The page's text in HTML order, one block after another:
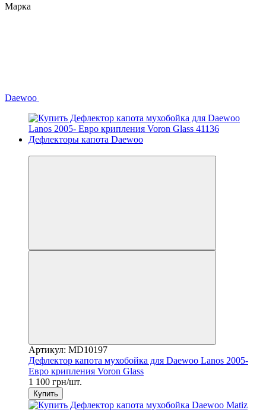
Марка
Daewoo
Артикул: MD10197
Дефлектор капота мухобойка для Daewoo Lanos 2005-
Евро крипления Voron Glass
1 100 грн/шт.
Купить